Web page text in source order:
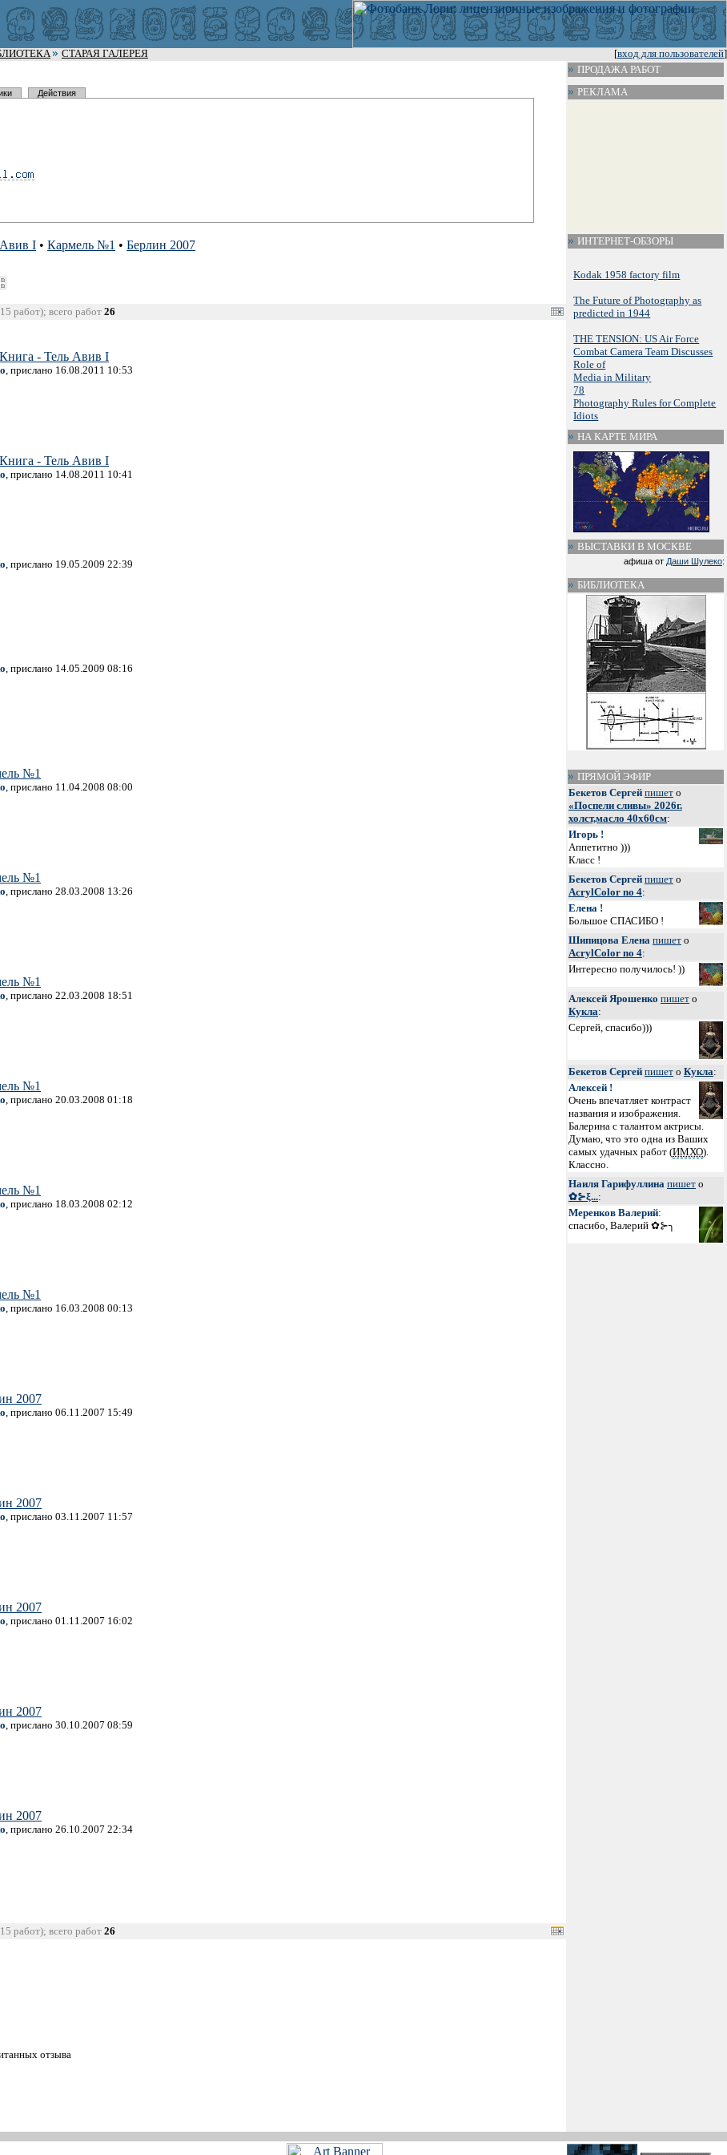
[вход для пользователей]
СТАРАЯ ГАЛЕРЕЯ
Действия
I • Кармель №1 • Берлин 2007
работ); всего работ 26
- Тель Авив I
, прислано 16.08.2011 10:53
- Тель Авив I
, прислано 14.08.2011 10:41
, прислано 19.05.2009 22:39
, прислано 14.05.2009 08:16
№1
, прислано 11.04.2008 08:00
№1
, прислано 28.03.2008 13:26
№1
, прислано 22.03.2008 18:51
№1
, прислано 20.03.2008 01:18
№1
, прислано 18.03.2008 02:12
№1
, прислано 16.03.2008 00:13
2007
, прислано 06.11.2007 15:49
2007
, прислано 03.11.2007 11:57
2007
, прислано 01.11.2007 16:02
2007
, прислано 30.10.2007 08:59
2007
, прислано 26.10.2007 22:34
работ); всего работ 26
отзыва
ПРОДАЖА РАБОТ
РЕКЛАМА
ИНТЕРНЕТ-ОБЗОРЫ
Kodak 1958 factory film
The Future of Photography as
predicted in 1944
THE TENSION: US Air Force
Combat Camera Team Discusses
Role of
Media in Military
78
Photography Rules for Complete
Idiots
НА КАРТЕ МИРА
ВЫСТАВКИ В МОСКВЕ
афиша от Даши Шулеко:
БИБЛИОТЕКА
ПРЯМОЙ ЭФИР
Бекетов Сергей пишет о
«Поспели сливы» 2026г.
холст,масло 40х60см:
Игорь !
Аппетитно )))
Класс !
Бекетов Сергей пишет о
AcrylColor no 4:
Елена !
Большое СПАСИБО !
Шипицова Елена пишет о
AcrylColor no 4:
Интересно получилось! ))
Алексей Ярошенко пишет о
Кукла:
Сергей, спасибо)))
Бекетов Сергей пишет о Кукла:
Алексей !
Очень впечатляет контраст
названия и изображения.
Балерина с талантом актрисы.
Думаю, что это одна из Ваших
самых удачных работ (ИМХО).
Классно.
Наиля Гарифуллина пишет о
✿⊱ξ...:
Меренков Валерий:
спасибо, Валерий ✿⊱╮